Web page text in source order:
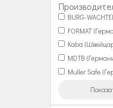
BURG-
FORMAT
Kaba
MDTB
Muller Safe